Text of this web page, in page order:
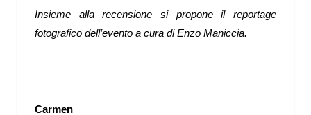
Insieme alla recensione si propone il reportage
fotografico dell’evento a cura di Enzo Maniccia.
Carmen